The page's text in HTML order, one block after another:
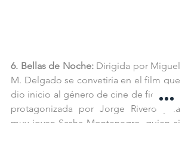
6. Bellas de Noche: Dirigida por Miguel
M. Delgado se convetiría en el film que
dio inicio al género de cine de ficheras,
protagonizada por Jorge Rivero y la
muy joven Sasha Montenegro, quien si